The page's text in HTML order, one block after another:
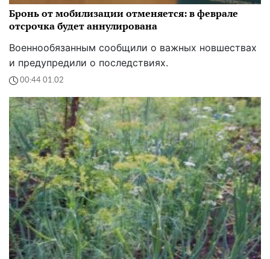
Бронь от мобилизации отменяется: в феврале
отсрочка будет аннулирована
Военнообязанным сообщили о важных новшествах
и предупредили о последствиях.
00:44 01.02